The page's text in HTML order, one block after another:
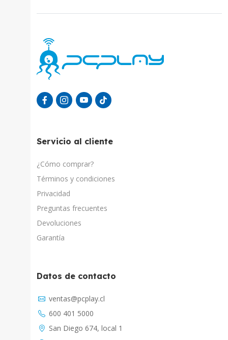
Servicio al cliente
¿Cómo comprar?
Términos y condiciones
Privacidad
Preguntas frecuentes
Devoluciones
Garantía
Datos de contacto
ventas@pcplay.cl
600 401 5000
San Diego 674, local 1
Chat con IA
PcPlay Santiago / Web
Hola soy Freddy, en que puedo ayudarte...